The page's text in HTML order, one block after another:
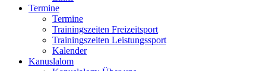
Termine
Termine
Trainingszeiten Freizeitsport
Trainingszeiten Leistungssport
Kalender
Kanuslalom